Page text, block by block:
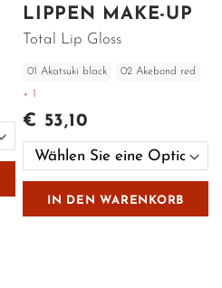
LIPPEN MAKE-UP
Total Lip Gloss
01 Akatsuki black 02 Akebond red
+ 1
€ 53,10
IN DEN WARENKORB